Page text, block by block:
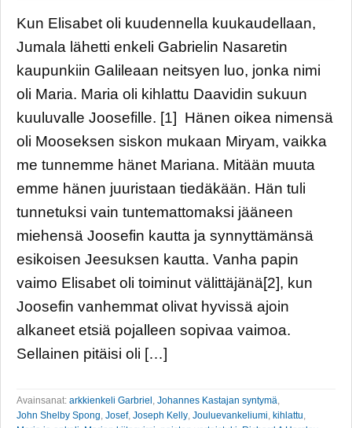
Kun Elisabet oli kuudennella kuukaudellaan,
Jumala lähetti enkeli Gabrielin Nasaretin
kaupunkiin Galileaan neitsyen luo, jonka nimi
oli Maria. Maria oli kihlattu Daavidin sukuun
kuuluvalle Joosefille. [1] Hänen oikea nimensä
oli Mooseksen siskon mukaan Miryam, vaikka
me tunnemme hänet Mariana. Mitään muuta
emme hänen juuristaan tiedäkään. Hän tuli
tunnetuksi vain tuntemattomaksi jääneen
miehensä Joosefin kautta ja synnyttämänsä
esikoisen Jeesuksen kautta. Vanha papin
vaimo Elisabet oli toiminut välittäjänä[2], kun
Joosefin vanhemmat olivat hyvissä ajoin
alkaneet etsiä pojalleen sopivaa vaimoa.
Sellainen pitäisi oli […]
Avainsanat: arkkienkeli Garbriel Johannes Kastajan syntymä
John Shelby Spong Josef, Joseph Kelly Jouluevankeliumi kihlattu